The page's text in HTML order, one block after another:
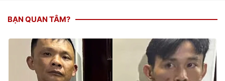
BẠN QUAN TÂM?